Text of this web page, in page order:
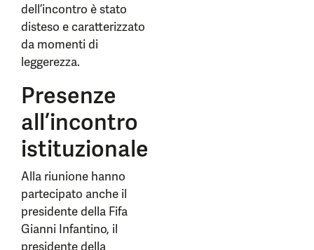
dell’incontro è stato
disteso e caratterizzato
da momenti di
leggerezza.
Presenze
all’incontro
istituzionale
Alla riunione hanno
partecipato anche il
presidente della Fifa
Gianni Infantino, il
presidente della